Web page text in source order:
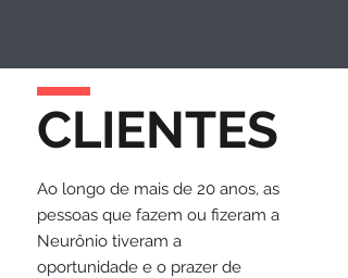
CLIENTES
Ao longo de mais de 20 anos, as
pessoas que fazem ou fizeram a
Neurônio tiveram a
oportunidade e o prazer de